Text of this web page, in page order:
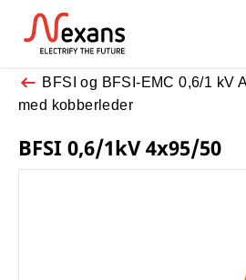
BFSI og BFSI-EMC 0,6/1 kV
med kobberleder
BFSI 0,6/1kV 4x95/50